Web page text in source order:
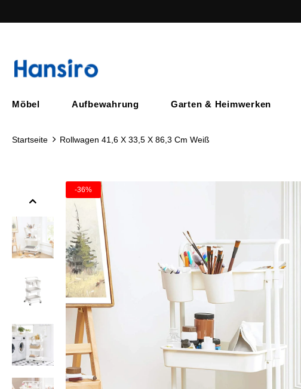
Möbel Aufbewahrung Garten & Heimwerken
Startseite Rollwagen 41,6 X 33,5 X 86,3 Cm Weiß
-36%